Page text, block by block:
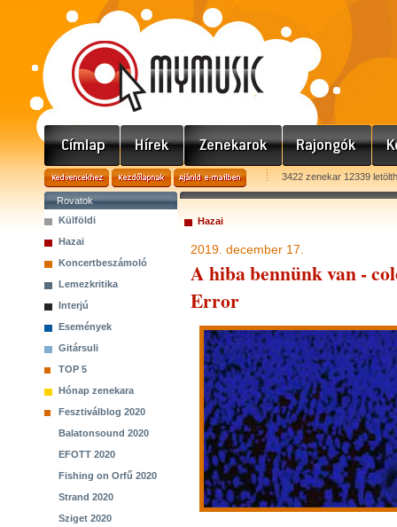
3422 zenekar 12339
Rovatok
Külföldi
Hazai
Koncertbeszámoló
Lemezkritika
Interjú
Események
Gitársuli
TOP 5
Hónap zenekara
Fesztiválblog 2020
Balatonsound 2020
EFOTT 2020
Fishing on Orfű 2020
Strand 2020
Sziget 2020
Hazai
2019. december 17.
A hiba bennünk van -
Error